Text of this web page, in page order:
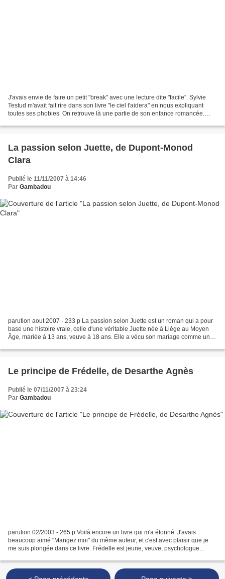
J'avais envie de faire un petit "break" avec une lecture dite "facile". Sylvie
Testud m'avait fait rire dans son livre "le ciel t'aidera" en nous expliquant
toutes ses phobies. On retrouve là une partie de son enfance romancée.
La passion selon Juette, de Dupont-Monod
Clara
Publié le 11/11/2007 à 14:46
Par Gambadou
parution aout 2007 - 233 p La passion selon Juette est un roman qui a pour
base une histoire vraie, celle d'une véritable Juette née à Liège au Moyen
Âge, mariée à 13 ans, veuve à 18 ans. Elle a vécu son mariage comme un
Le principe de Frédelle, de Desarthe Agnès
Publié le 07/11/2007 à 23:24
Par Gambadou
parution 02/2003 - 265 p Voilà encore un livre qui m'a étonné. J'avais
beaucoup aimé "Mangez moi" du même auteur, et c'est avec plaisir que je
me suis plongée dans ce livre. Frédelle est jeune, veuve, psychologue